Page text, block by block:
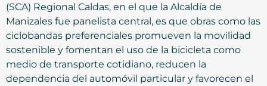
(SCA) Regional Caldas, en el que la Alcaldía de
Manizales fue panelista central, es que obras como las
ciclobandas preferenciales promueven la movilidad
sostenible y fomentan el uso de la bicicleta como
medio de transporte cotidiano, reducen la
dependencia del automóvil particular y favorecen el